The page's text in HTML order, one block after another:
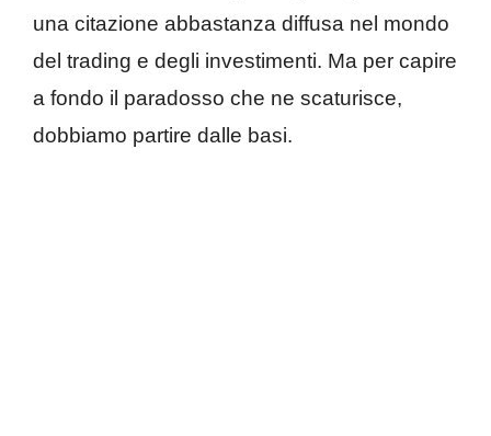
una citazione abbastanza diffusa nel mondo
del trading e degli investimenti. Ma per capire
a fondo il paradosso che ne scaturisce,
dobbiamo partire dalle basi.